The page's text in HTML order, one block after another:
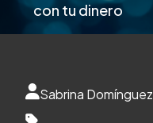
con tu dinero
Sabrina Domínguez